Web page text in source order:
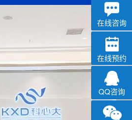
深科
心理咨询
在线咨询
在线预约
QQ咨询